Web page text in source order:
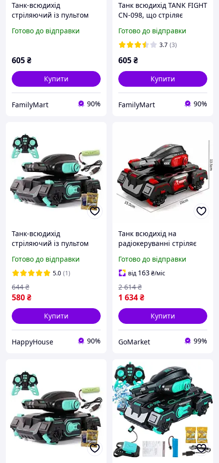
Танк-всюдихід
стріляючий із пультом
928-9/CN-098 FM227
Готово до відправки
605₴
Купити
FamilyMart 90%
Танк всюдихід TANK FIGHT
CN-098, що стріляє
керування FM227
Готово до відправки
3.7 (3)
605₴
Купити
FamilyMart 90%
Танк-всюдихід
стріляючий із пультом
928-9/CN-098 HP227
Готово до відправки
5.0 (1)
580₴
644 ₴
Купити
HappyHouse 90%
Танк всюдихід на
радіокеруванні стріляє
26х15х16 см червоний
СП-098
Готово до відправки
від 163₴/міс
1 634₴
2 614 ₴
Купити
GoMarket 99%